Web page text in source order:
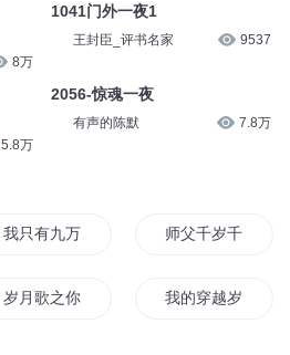
8万
5.8万
1041门外一夜1
王封臣_评书名家 9537
2056-惊魂一夜
有声的陈默 7.8万
我只有九万九千岁 师父千岁千岁千
岁月歌之你是我的小情歌我的穿越岁月